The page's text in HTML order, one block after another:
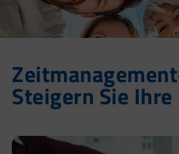
Steigern Sie